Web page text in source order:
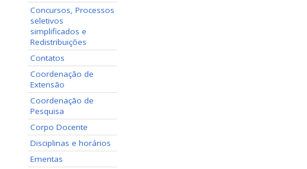
Concursos, Processos
seletivos
simplificados e
Redistribuições
Contatos
Coordenação de
Extensão
Coordenação de
Pesquisa
Corpo Docente
Disciplinas e horários
Ementas